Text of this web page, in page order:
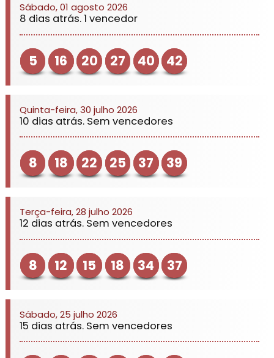
Sábado, 01 agosto 2026
8 dias atrás. 1 vencedor
5 16 20 27 40 42
Quinta-feira, 30 julho 2026
10 dias atrás. Sem vencedores
8 18 22 25 37 39
Terça-feira, 28 julho 2026
12 dias atrás. Sem vencedores
8 12 15 18 34 37
Sábado, 25 julho 2026
15 dias atrás. Sem vencedores